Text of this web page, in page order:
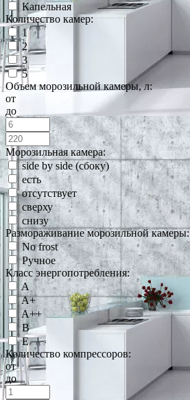
Капельная
Количество камер:
1
2
3
5
Объем морозильной камеры, л:
от
до
Морозильная камера:
side by side (сбоку)
есть
отсутствует
сверху
снизу
Размораживание морозильной камеры:
No frost
Ручное
Класс энергопотребления:
A
A+
A++
B
E
Количество компрессоров:
от
до